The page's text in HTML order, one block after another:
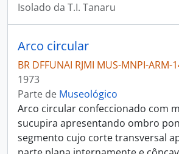
Isolado da T.I. Tanaru
Arco circular
BR DFFUNAI RJMI MUS-MNPI-ARM-
1973
Parte de Museológico
Arco circular confeccionado com
sucupira apresentando ombro
segmento cujo corte transversal